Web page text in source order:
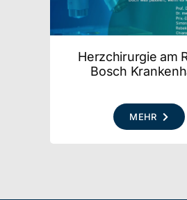
Herzchirurgie am
Bosch
MEHR